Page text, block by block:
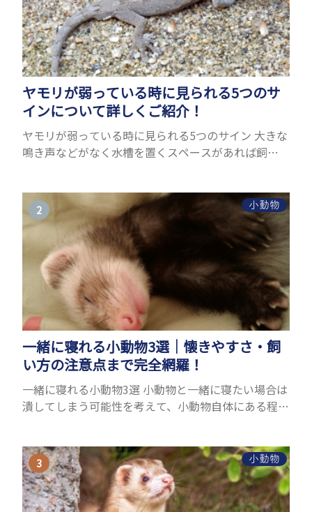
ヤモリが弱っている時に見られる5つのサ
インについて詳しくご紹介！
ヤモリが弱っている時に見られる5つのサイン 大きな
鳴き声などがなく水槽を置くスペースがあれば飼う
でしょうか...
小動物
一緒に寝れる小動物3選｜懐きやすさ・飼
い方の注意点まで完全網羅！
一緒に寝れる小動物3選 小動物と一緒に寝たい場合は
潰してしまう可能性を考えて、小動物自体にある程度
が多い...
小動物